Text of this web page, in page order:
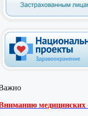
медицинских